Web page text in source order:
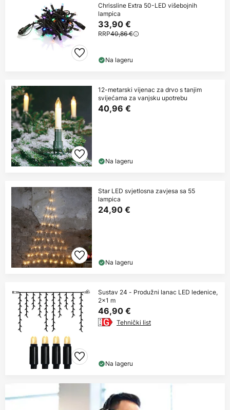
Chrissline Extra 50-LED višebojnih
lampica
33,90 €
RRP40,86 €
Na lageru
12-metarski vijenac za drvo s tanjim
svijećama za vanjsku upotrebu
40,96 €
Na lageru
Star LED svjetlosna zavjesa sa 55
lampica
24,90 €
Na lageru
Sustav 24 - Produžni lanac LED ledenice,
2x1 m
46,90 €
Tehnički list
Na lageru